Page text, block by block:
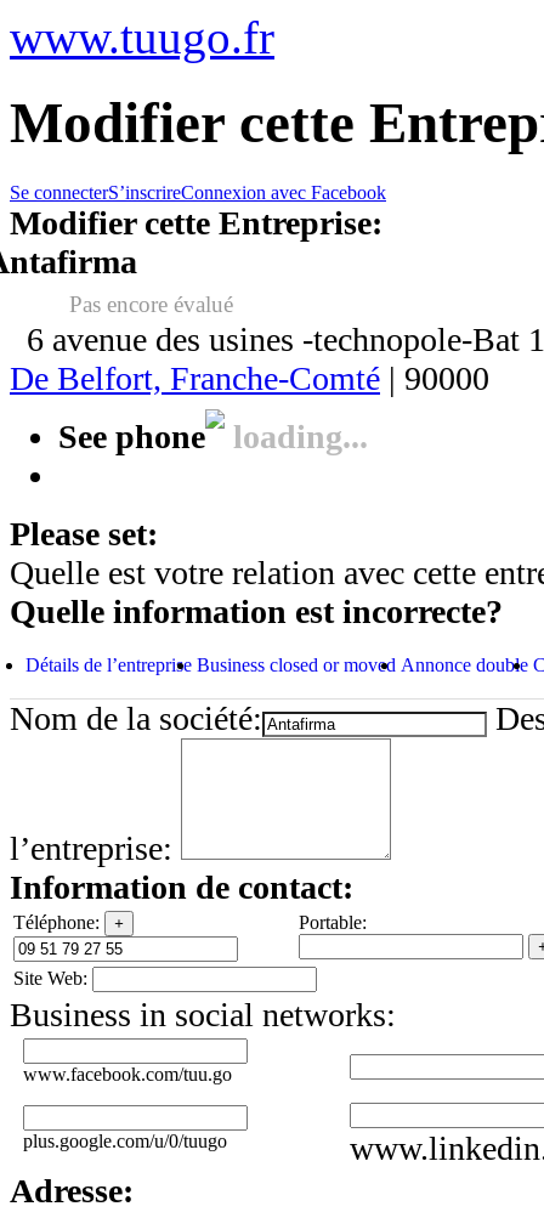
www.tuugo.fr
Modifier cette
Se connecterS’inscrireConnexion avec Facebook
Modifier cette Entreprise:
Pas encore évalué
6 avenue des usines -technopole-Bat
De Belfort, Franche-Comté | 90000
See phone
loading...
Please set:
Quelle est votre relation avec cette
Quelle information est incorrecte?
Détails de l’entreprise Business closed or moved Annonce double
Nom de la société:
l’entreprise:
Information de contact:
Téléphone: + Portable:
Site Web:
Business in social networks:
www.facebook.com/tuu.go
plus.google.com/u/0/tuugo
Adresse: